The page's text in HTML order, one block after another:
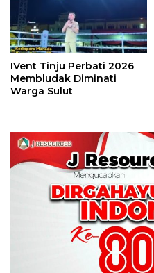
IVent Tinju Perbati 2026
Membludak Diminati
Warga Sulut